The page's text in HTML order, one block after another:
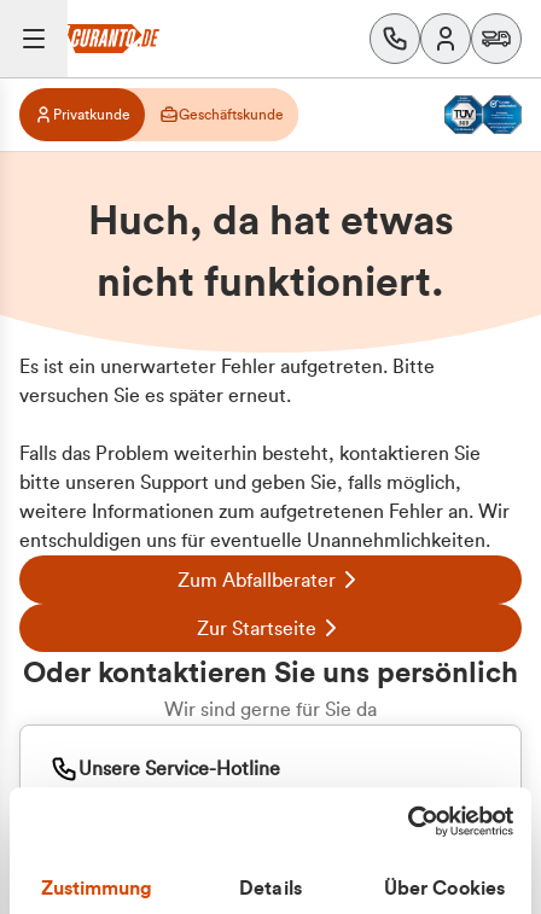
Zustimmung Details Über Cookies
Privatkunde Geschäftskunde
Huch, da hat etwas
nicht funktioniert.
Es ist ein unerwarteter Fehler aufgetreten. Bitte
versuchen Sie es später erneut.
Falls das Problem weiterhin besteht, kontaktieren Sie
bitte unseren Support und geben Sie, falls möglich,
weitere Informationen zum aufgetretenen Fehler an. Wir
entschuldigen uns für eventuelle Unannehmlichkeiten.
Zum Abfallberater
Zur Startseite
Oder kontaktieren Sie uns persönlich
Wir sind gerne für Sie da
Unsere Service-Hotline
+49 177 8376058